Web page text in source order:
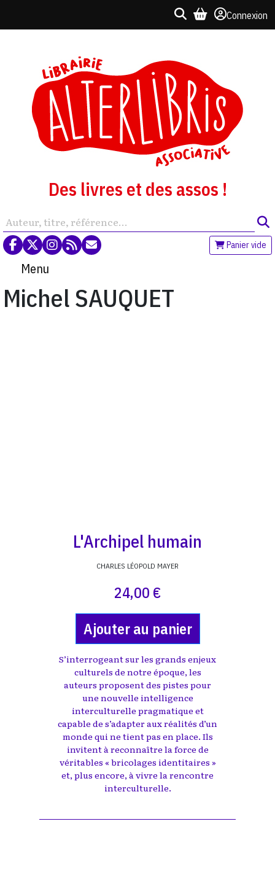
Connexion
Des livres et des assos !
Panier vide
Menu
Michel SAUQUET
L'Archipel humain
CHARLES LÉOPOLD MAYER
24,00 €
Ajouter au panier
S’interrogeant sur les grands enjeux
culturels de notre époque, les
auteurs proposent des pistes pour
une nouvelle intelligence
interculturelle pragmatique et
capable de s’adapter aux réalités d’un
monde qui ne tient pas en place. Ils
invitent à reconnaître la force de
véritables « bricolages identitaires »
et, plus encore, à vivre la rencontre
interculturelle.